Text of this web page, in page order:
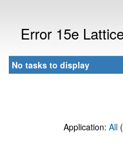
Error 15e
No tasks to display
Application: All